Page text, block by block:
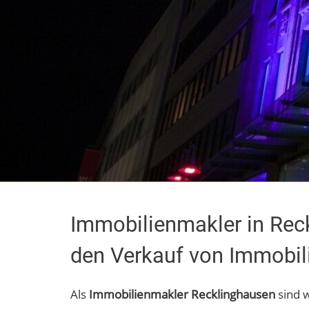
Immobilienmakler in
den Verkauf von
Als Immobilienmakler Recklinghausen sind